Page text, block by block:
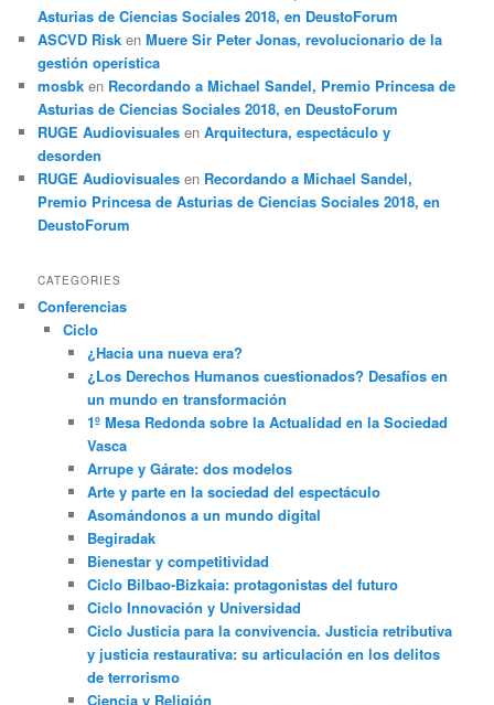
Asturias de Ciencias Sociales 2018, en DeustoForum
ASCVD Risk enMuere Sir Peter Jonas, revolucionario de la
gestión operística
mosbk en Recordando a Michael Sandel, Premio Princesa de
Asturias de Ciencias Sociales 2018, en DeustoForum
RUGE Audiovisuales enArquitectura, espectáculo y
desorden
RUGE Audiovisuales en Recordando a Michael Sandel,
Premio Princesa de Asturias de Ciencias Sociales 2018, en
DeustoForum
CATEGORIES
Conferencias
Ciclo
¿Hacia una nueva era?
¿Los Derechos Humanos cuestionados? Desafíos en
un mundo en transformación
1º Mesa Redonda sobre la Actualidad en la Sociedad
Vasca
Arrupe y Gárate: dos modelos
Arte y parte en la sociedad del espectáculo
Asomándonos a un mundo digital
Begiradak
Bienestar y competitividad
Ciclo Bilbao-Bizkaia: protagonistas del futuro
Ciclo Innovación y Universidad
Ciclo Justicia para la convivencia. Justicia retributiva
y justicia restaurativa: su articulación en los delitos
de terrorismo
Ciencia y Religión